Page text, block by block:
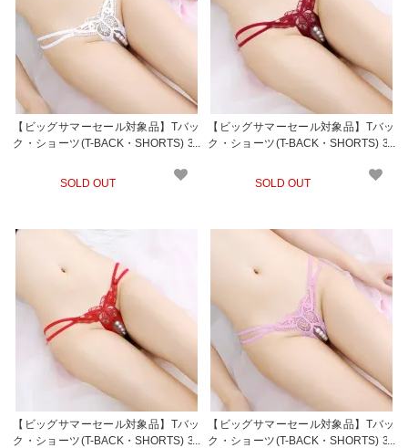
【ビッグサマーセール対象品】Tバッ
ク・ショーツ(T-BACK・SHORTS) 33
SOLD OUT
【ビッグサマーセール対象品】Tバッ
ク・ショーツ(T-BACK・SHORTS) 33
SOLD OUT
【ビッグサマーセール対象品】Tバッ
ク・ショーツ(T-BACK・SHORTS) 33
【ビッグサマーセール対象品】Tバッ
ク・ショーツ(T-BACK・SHORTS) 33